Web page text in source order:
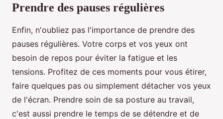
Prendre des pauses régulières
Enfin, n'oubliez pas l'importance de prendre des
pauses régulières. Votre corps et vos yeux ont
besoin de repos pour éviter la fatigue et les
tensions. Profitez de ces moments pour vous étirer,
faire quelques pas ou simplement détacher vos yeux
de l'écran. Prendre soin de sa posture au travail,
c'est aussi prendre le temps de se détendre et de